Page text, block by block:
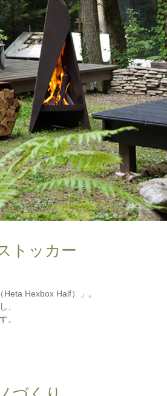
トッカー
Hexbox Half）」。
、
。